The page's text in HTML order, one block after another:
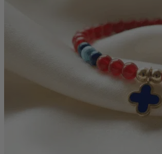
MEN Halsketten
MEN Armbänder
MEN Armreife
MEN Personalisierte Schmuckstücke